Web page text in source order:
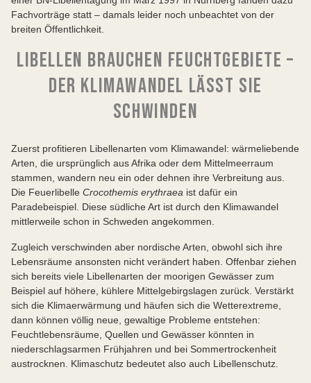
Fachvorträge statt – damals leider noch unbeachtet von der
breiten Öffentlichkeit.
LIBELLEN BRAUCHEN FEUCHTGEBIETE –
DER KLIMAWANDEL LÄSST SIE
SCHWINDEN
Zuerst profitieren Libellenarten vom Klimawandel: wärmeliebende
Arten, die ursprünglich aus Afrika oder dem Mittelmeerraum
stammen, wandern neu ein oder dehnen ihre Verbreitung aus.
Die Feuerlibelle Crocothemis erythraea ist dafür ein
Paradebeispiel. Diese südliche Art ist durch den Klimawandel
mittlerweile schon in Schweden angekommen.
Zugleich verschwinden aber nordische Arten, obwohl sich ihre
Lebensräume ansonsten nicht verändert haben. Offenbar ziehen
sich bereits viele Libellenarten der moorigen Gewässer zum
Beispiel auf höhere, kühlere Mittelgebirgslagen zurück. Verstärkt
sich die Klimaerwärmung und häufen sich die Wetterextreme,
dann können völlig neue, gewaltige Probleme entstehen:
Feuchtlebensräume, Quellen und Gewässer könnten in
niederschlagsarmen Frühjahren und bei Sommertrockenheit
austrocknen. Klimaschutz bedeutet also auch Libellenschutz.